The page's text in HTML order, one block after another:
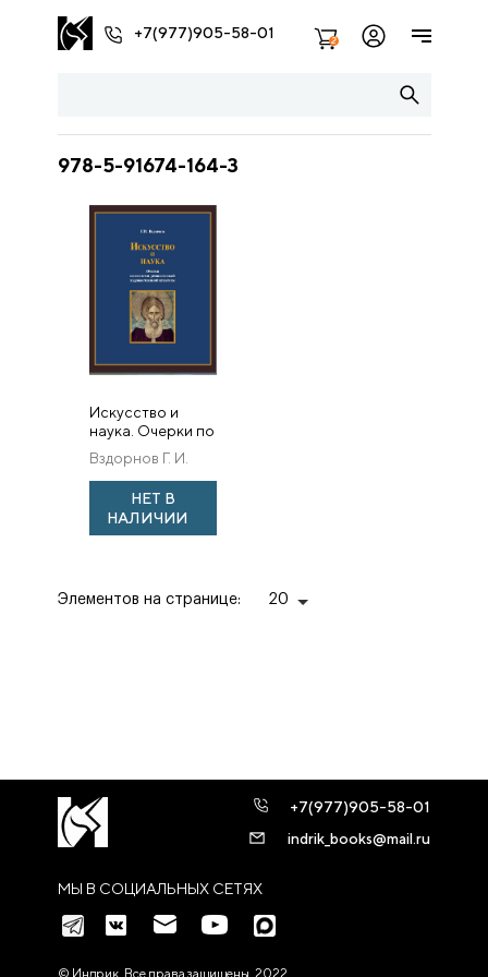
+7(977)905-58-01 2
978-5-91674-164-3
Искусство и
наука. Очерки по
истории
древнерусской
художественной
культуры.
Вздорнов Г. И.
НЕТ В
НАЛИЧИИ
Элементов на странице: 20
МЫ В СОЦИАЛЬНЫХ СЕТЯХ
+7(977)905-58-01
indrik_books@mail.ru
© Индрик. Все права защищены, 2022